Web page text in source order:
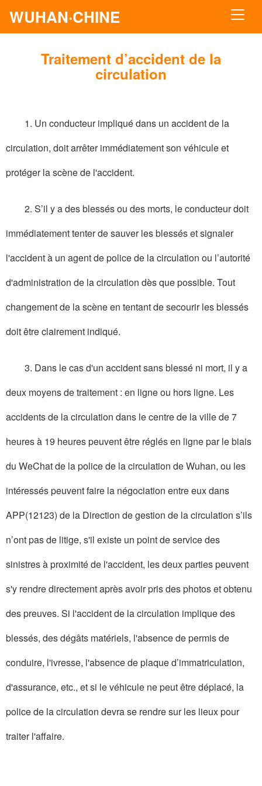
WUHAN·CHINE
Traitement d’accident de la
circulation
1. Un conducteur impliqué dans un accident de la
circulation, doit arrêter immédiatement son véhicule et
protéger la scène de l'accident.
2. S’il y a des blessés ou des morts, le conducteur doit
immédiatement tenter de sauver les blessés et signaler
l'accident à un agent de police de la circulation ou l’autorité
d'administration de la circulation dès que possible. Tout
changement de la scène en tentant de secourir les blessés
doit être clairement indiqué.
3. Dans le cas d'un accident sans blessé ni mort, il y a
deux moyens de traitement : en ligne ou hors ligne. Les
accidents de la circulation dans le centre de la ville de 7
heures à 19 heures peuvent être réglés en ligne par le biais
du WeChat de la police de la circulation de Wuhan, ou les
intéressés peuvent faire la négociation entre eux dans
APP(12123) de la Direction de gestion de la circulation s’ils
n’ont pas de litige, s'il existe un point de service des
sinistres à proximité de l'accident, les deux parties peuvent
s'y rendre directement après avoir pris des photos et obtenu
des preuves. Si l'accident de la circulation implique des
blessés, des dégâts matériels, l'absence de permis de
conduire, l'ivresse, l'absence de plaque d’immatriculation,
d'assurance, etc., et si le véhicule ne peut être déplacé, la
police de la circulation devra se rendre sur les lieux pour
traiter l'affaire.